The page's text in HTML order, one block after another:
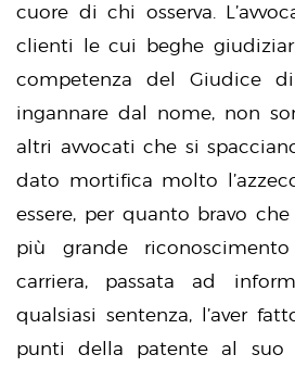
cuore di chi osserva.
clienti le cui beghe
competenza del Giudice
ingannare dal nome, non
altri avvocati che si
dato mortifica molto
essere, per quanto bravo
più grande
carriera, passata ad
qualsiasi sentenza, l’aver
punti della patente al suo